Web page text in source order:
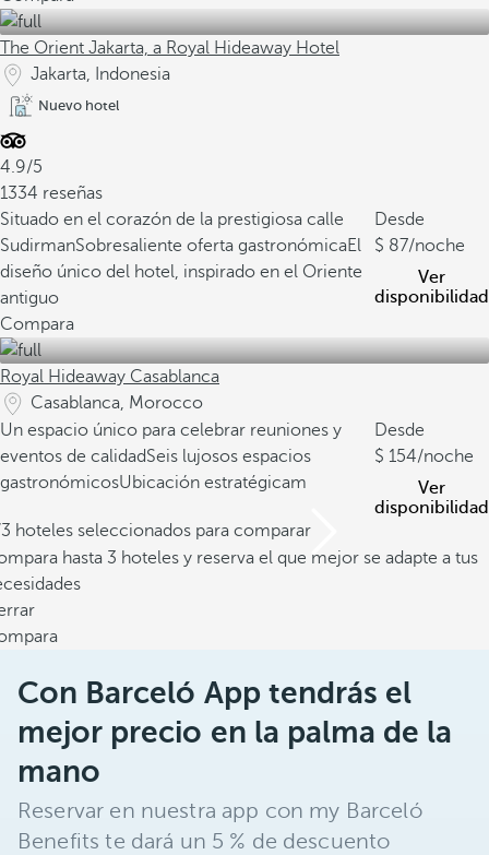
The Orient Jakarta, a Royal Hideaway Hotel
Jakarta, Indonesia
Nuevo hotel
4.9/5
1334 reseñas
Situado en el corazón de la prestigiosa calle
SudirmanSobresaliente oferta gastronómicaEl
diseño único del hotel, inspirado en el Oriente
antiguo
Desde
87/noche
Ver
disponibilidad
Compara
Royal Hideaway Casablanca
Casablanca, Morocco
Un espacio único para celebrar reuniones y
eventos de calidadSeis lujosos espacios
gastronómicosUbicación estratégicam
Desde
154/noche
Ver
disponibilidad
hoteles seleccionados para comparar
hasta 3 hoteles y reserva el que mejor se adapte a tus
Con Barceló App tendrás el
mejor precio en la palma de la
mano
Reservar en nuestra app con my Barceló
Benefits te dará un 5 % de descuento